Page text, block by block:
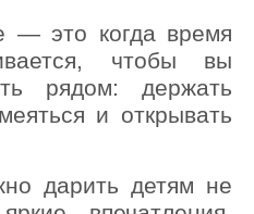
— это когда время
чтобы вы
рядом: держать
и открывать
дарить детям не